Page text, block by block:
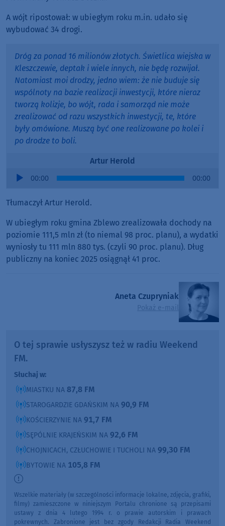
A wójt ripostował: w ubiegłym roku m.in. udało się
wybudować 34 drogi.
Dróg za ponad 16 milionów złotych. Świetlica wiejska w
Kleszczewie, deptak i wiele innych, nie będę rozwijał.
Natomiast moi drodzy, jedno wiem: że nie buduje się
wspólnoty na bazie realizacji inwestycji, które nieraz
tworzą kolizje, bo wójt, rada i samorząd nie może
zrealizować od razu wszystkich inwestycji, te, które
były omówione. Muszą być one realizowane po kolei i
po drodze to boli.
Artur Herold
Audio
00:00 00:00
Tłumaczył Artur Herold.
W ubiegłym roku gmina Zblewo zrealizowała dochody na
poziomie 111,5 mln zł (to niemal 98 proc. planu), a wydatki
wyniosły tu 111 mln 880 tys. (czyli 90 proc. planu). Dług
publiczny na koniec 2025 osiągnął 41 proc.
Aneta Czupryniak
Pokaż e-mail
O tej sprawie usłyszysz też w radiu Weekend
FM.
Słuchaj w:
MIASTKU NA 87,8 FM
STAROGARDZIE GDAŃSKIM NA 90,9 FM
KOŚCIERZYNIE NA 91,7 FM
SĘPÓLNIE KRAJEŃSKIM NA 92,6 FM
CHOJNICACH, CZŁUCHOWIE I TUCHOLI NA 99,30 FM
BYTOWIE NA 105,8 FM
Wszelkie materiały (w szczególności informacje lokalne, zdjęcia, grafiki,
filmy) zamieszczone w niniejszym Portalu chronione są przepisami
ustawy z dnia 4 lutego 1994 r. o prawie autorskim i prawach
pokrewnych. Zabronione jest bez zgody Redakcji Radia Weekend